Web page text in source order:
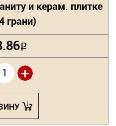
и керам. плитке
грани)
Р
+